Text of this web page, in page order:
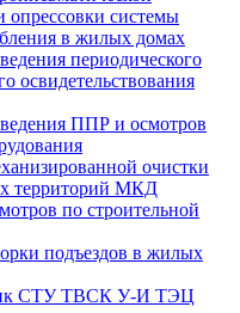
системы
в жилых домах
периодического
освидетельствования
ППР и осмотров
очистки
территорий МКД
по строительной
подъездов в жилых
СТУ ТВСК У-И ТЭЦ